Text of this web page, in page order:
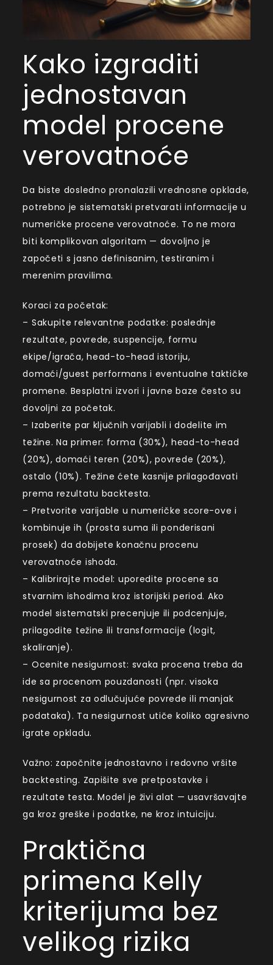
Kako izgraditi
jednostavan
model procene
verovatnoće
Da biste dosledno pronalazili vrednosne opklade,
potrebno je sistematski pretvarati informacije u
numeričke procene verovatnoće. To ne mora
biti komplikovan algoritam — dovoljno je
započeti s jasno definisanim, testiranim i
merenim pravilima.
Koraci za početak:
– Sakupite relevantne podatke: poslednje
rezultate, povrede, suspencije, formu
ekipe/igrača, head-to-head istoriju,
domaći/guest performans i eventualne taktičke
promene. Besplatni izvori i javne baze često su
dovoljni za početak.
– Izaberite par ključnih varijabli i dodelite im
težine. Na primer: forma (30%), head-to-head
(20%), domaći teren (20%), povrede (20%),
ostalo (10%). Težine ćete kasnije prilagođavati
prema rezultatu backtesta.
– Pretvorite varijable u numeričke score-ove i
kombinuje ih (prosta suma ili ponderisani
prosek) da dobijete konačnu procenu
verovatnoće ishoda.
– Kalibrirajte model: uporedite procene sa
stvarnim ishodima kroz istorijski period. Ako
model sistematski precenjuje ili podcenjuje,
prilagodite težine ili transformacije (logit,
skaliranje).
– Ocenite nesigurnost: svaka procena treba da
ide sa procenom pouzdanosti (npr. visoka
nesigurnost za odlučujuće povrede ili manjak
podataka). Ta nesigurnost utiče koliko agresivno
igrate opkladu.
Važno: započnite jednostavno i redovno vršite
backtesting. Zapišite sve pretpostavke i
rezultate testa. Model je živi alat — usavršavajte
ga kroz greške i podatke, ne kroz intuiciju.
Praktična
primena Kelly
kriterijuma bez
velikog rizika